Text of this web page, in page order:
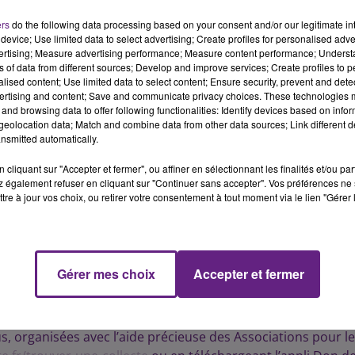
que les besoins en plaquettes, périssables après
de blocs opératoires. L’EFS invite donc
pour un don de sang pendant les fêtes de fin
un challenge quotidien. Le niveau de prélèvement
l’autosuffisance car la durée de vie des produits
pour les globules rouges. Afin de compenser le
de la région élargissent leurs horaires, offrant ainsi
les fêtes.
organisées avec l’aide précieuse des Associations pour le
do the following data processing based on your consent and/or our legitimate
Use limited data to select advertising; Create profiles for personalised
Measure advertising performance; Measure content performance;
of data from different sources; Develop and improve services; Create profiles to
content; Use limited data to select content; Ensure security, prevent and
and content; Save and communicate privacy choices. These technologies
browsing data to offer following functionalities: Identify devices based on
data; Match and combine data from other data sources; Link different
automatically.
cliquant sur "Accepter et fermer", ou affiner en sélectionnant les finalités et/ou
également refuser en cliquant sur "Continuer sans accepter". Vos préférences
à jour vos choix, ou retirer votre consentement à tout moment via le lien
Gérer mes choix Accepter et fermer